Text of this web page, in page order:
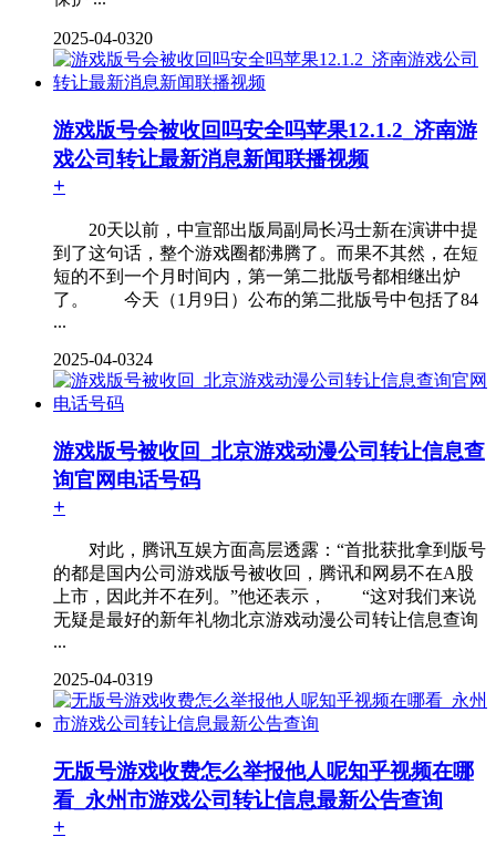
2025-04-0320
游戏版号会被收回吗安全吗苹果12.1.2_济南游
戏公司转让最新消息新闻联播视频
+
20天以前，中宣部出版局副局长冯士新在演讲中提
到了这句话，整个游戏圈都沸腾了。而果不其然，在短
短的不到一个月时间内，第一第二批版号都相继出炉
了。 今天（1月9日）公布的第二批版号中包括了84
...
2025-04-0324
游戏版号被收回_北京游戏动漫公司转让信息查
询官网电话号码
+
对此，腾讯互娱方面高层透露：“首批获批拿到版号
的都是国内公司游戏版号被收回，腾讯和网易不在A股
上市，因此并不在列。”他还表示， “这对我们来说
无疑是最好的新年礼物北京游戏动漫公司转让信息查询
...
2025-04-0319
无版号游戏收费怎么举报他人呢知乎视频在哪
看_永州市游戏公司转让信息最新公告查询
+